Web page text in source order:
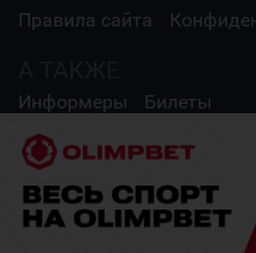
Правила сайта
Информеры Билеты
СОЦИАЛЬНЫЕ СЕТИ